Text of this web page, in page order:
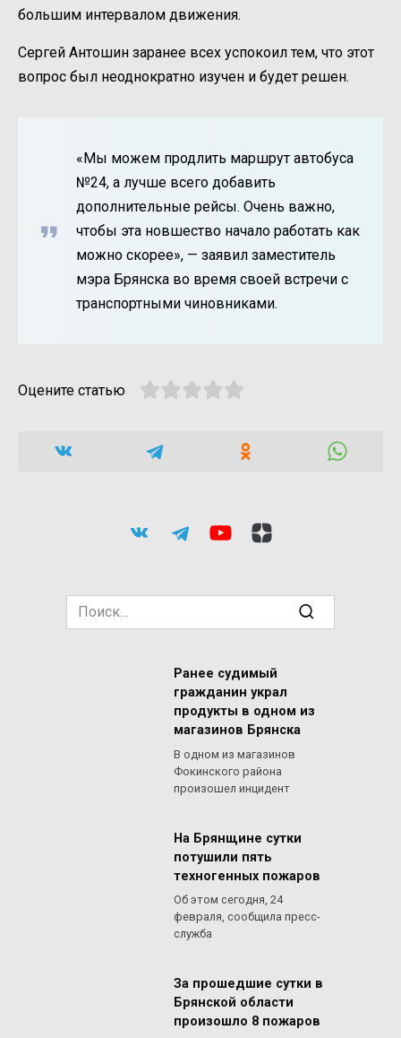
большим интервалом движения.
Сергей Антошин заранее всех успокоил тем, что этот
вопрос был неоднократно изучен и будет решен.
«Мы можем продлить маршрут автобуса
№24, а лучше всего добавить
дополнительные рейсы. Очень важно,
чтобы эта новшество начало работать как
можно скорее», — заявил заместитель
мэра Брянска во время своей встречи с
транспортными чиновниками.
Оцените статью
Search
for:
Ранее судимый
гражданин украл
продукты в одном из
магазинов Брянска
В одном из магазинов
Фокинского района
произошел инцидент
На Брянщине сутки
потушили пять
техногенных пожаров
Об этом сегодня, 24
февраля, сообщила пресс-
служба
За прошедшие сутки в
Брянской области
произошло 8 пожаров